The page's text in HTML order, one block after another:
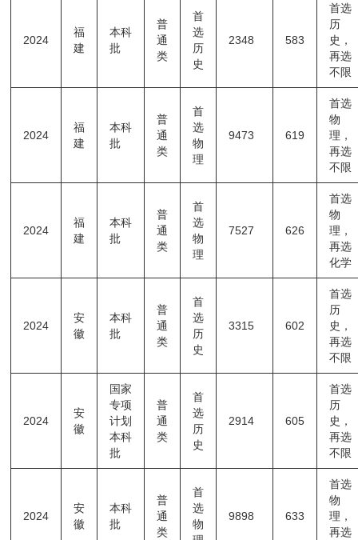
2024
福
建
本科
批
普
通
类
首
选
历
史
2348 583
首选
历
史，
再选
不限
2024
福
建
本科
批
普
通
类
首
选
物
理
9473 619
首选
物
理，
再选
不限
2024
福
建
本科
批
普
通
类
首
选
物
理
7527 626
首选
物
理，
再选
化学
2024
安
徽
本科
批
普
通
类
首
选
历
史
3315 602
首选
历
史，
再选
不限
2024
安
徽
国家
专项
计划
本科
批
普
通
类
首
选
历
史
2914 605
首选
历
史，
再选
不限
2024
安
徽
本科
批
普
通
类
首
选
物
9898 633
首选
物
理，
再选